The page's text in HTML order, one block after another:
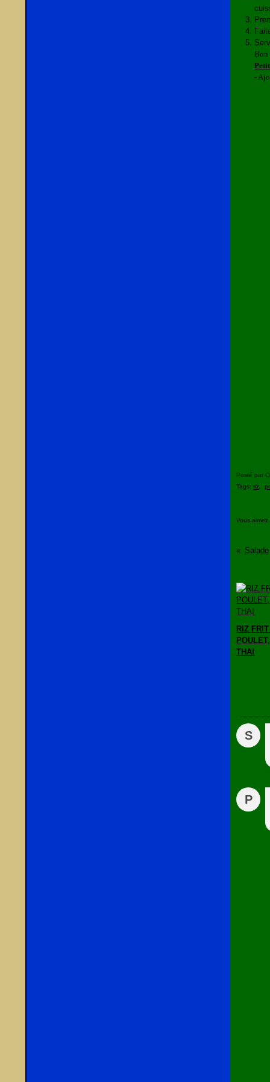
Bon
-
Posté par
Tags:riz ,
Vous aimez
RIZ
THAI
S
P